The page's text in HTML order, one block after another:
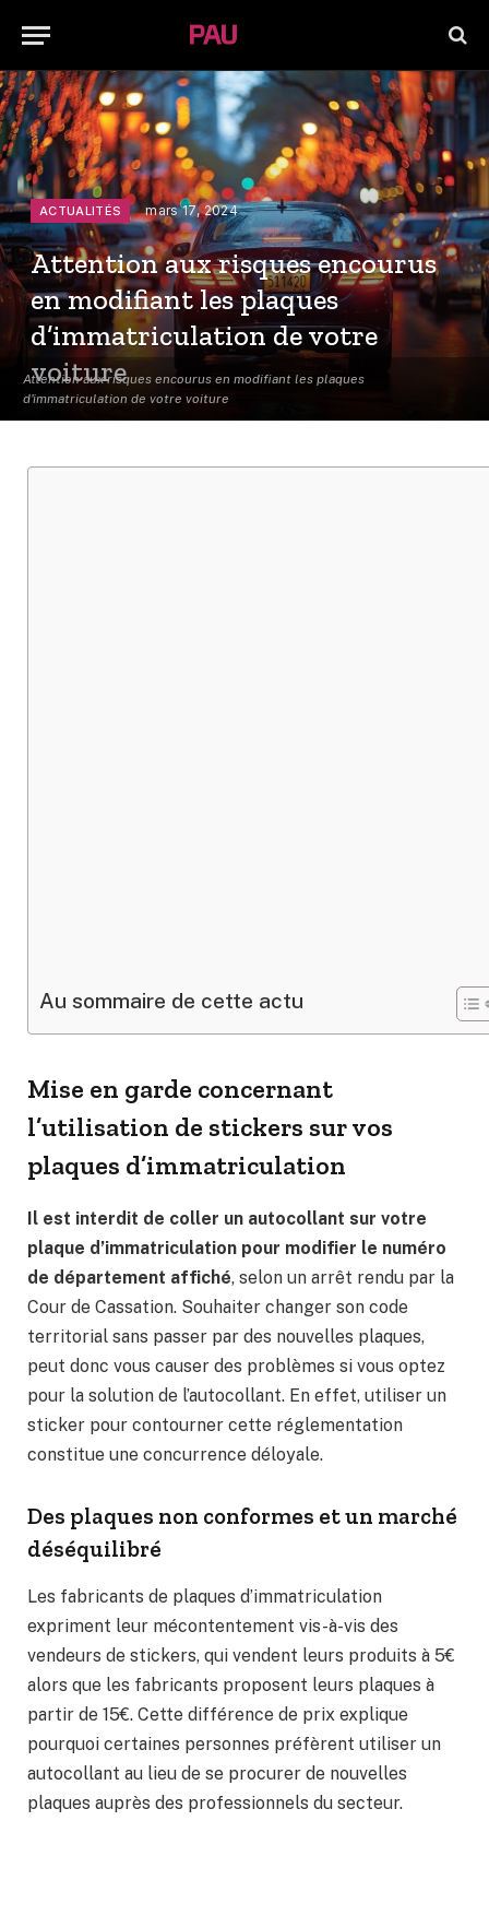
Attention aux risques encourus en modifiant les plaques
d'immatriculation de votre voiture
ACTUALITÉS mars 17, 2024
Attention aux risques encourus
en modifiant les plaques
d’immatriculation de votre
voiture
Au sommaire de cette actu
Mise en garde concernant
l’utilisation de stickers sur vos
plaques d’immatriculation
Il est interdit de coller un autocollant sur votre
plaque d’immatriculation pour modifier le numéro
de département affiché, selon un arrêt rendu par la
Cour de Cassation. Souhaiter changer son code
territorial sans passer par des nouvelles plaques,
peut donc vous causer des problèmes si vous optez
pour la solution de l’autocollant. En effet, utiliser un
sticker pour contourner cette réglementation
constitue une concurrence déloyale.
Des plaques non conformes et un marché
déséquilibré
Les fabricants de plaques d’immatriculation
expriment leur mécontentement vis-à-vis des
vendeurs de stickers, qui vendent leurs produits à 5€
alors que les fabricants proposent leurs plaques à
partir de 15€. Cette différence de prix explique
pourquoi certaines personnes préfèrent utiliser un
autocollant au lieu de se procurer de nouvelles
plaques auprès des professionnels du secteur.